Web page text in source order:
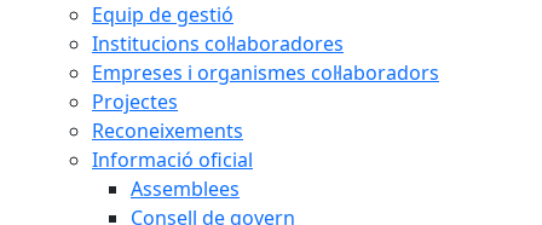
Equip de gestió
Institucions col·laboradores
Empreses i organismes col·laboradors
Projectes
Reconeixements
Informació oficial
Assemblees
Consell de govern